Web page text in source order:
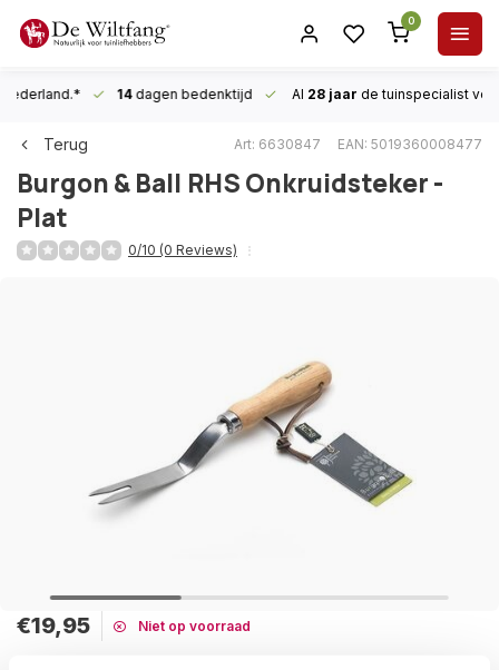
0
14dagen bedenktijd Al 28 jaar de tuinspecialist
Terug Art: 6630847 EAN: 5019360008477
Burgon & Ball RHS Onkruidsteker -
Plat
0/10 (0 Reviews)
€19,95 Niet op voorraad